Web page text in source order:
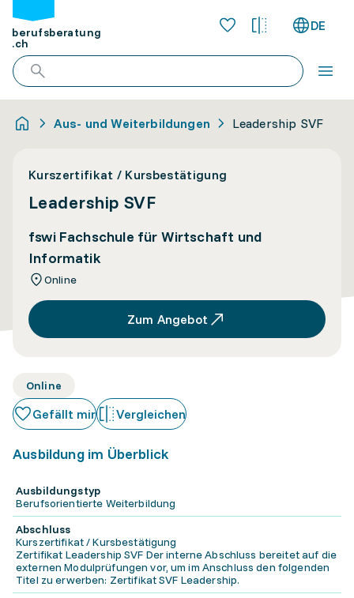
berufsberatung
.ch
DE
Aus- und Weiterbildungen Leadership SVF
Kurszertifikat / Kursbestätigung
Leadership SVF
fswi Fachschule für Wirtschaft und
Informatik
Online
Zum Angebot
Online
Gefällt mir Vergleichen
Ausbildung im Überblick
Ausbildungstyp
Berufsorientierte Weiterbildung
Abschluss
Kurszertifikat / Kursbestätigung
Zertifikat Leadership SVF Der interne Abschluss bereitet auf die
externen Modulprüfungen vor, um im Anschluss den folgenden
Titel zu erwerben: Zertifikat SVF Leadership.